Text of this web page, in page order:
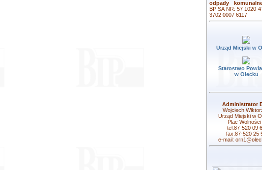
odpady
BP SA NR: 57 1020
3702 0007 6117
Urząd Miejski w
Starostwo
w Olecku
Administrator
Wojciech
Urząd Miejski w
Plac Wolności
tel:87-520 09
fax:87-520 25
e-mail: